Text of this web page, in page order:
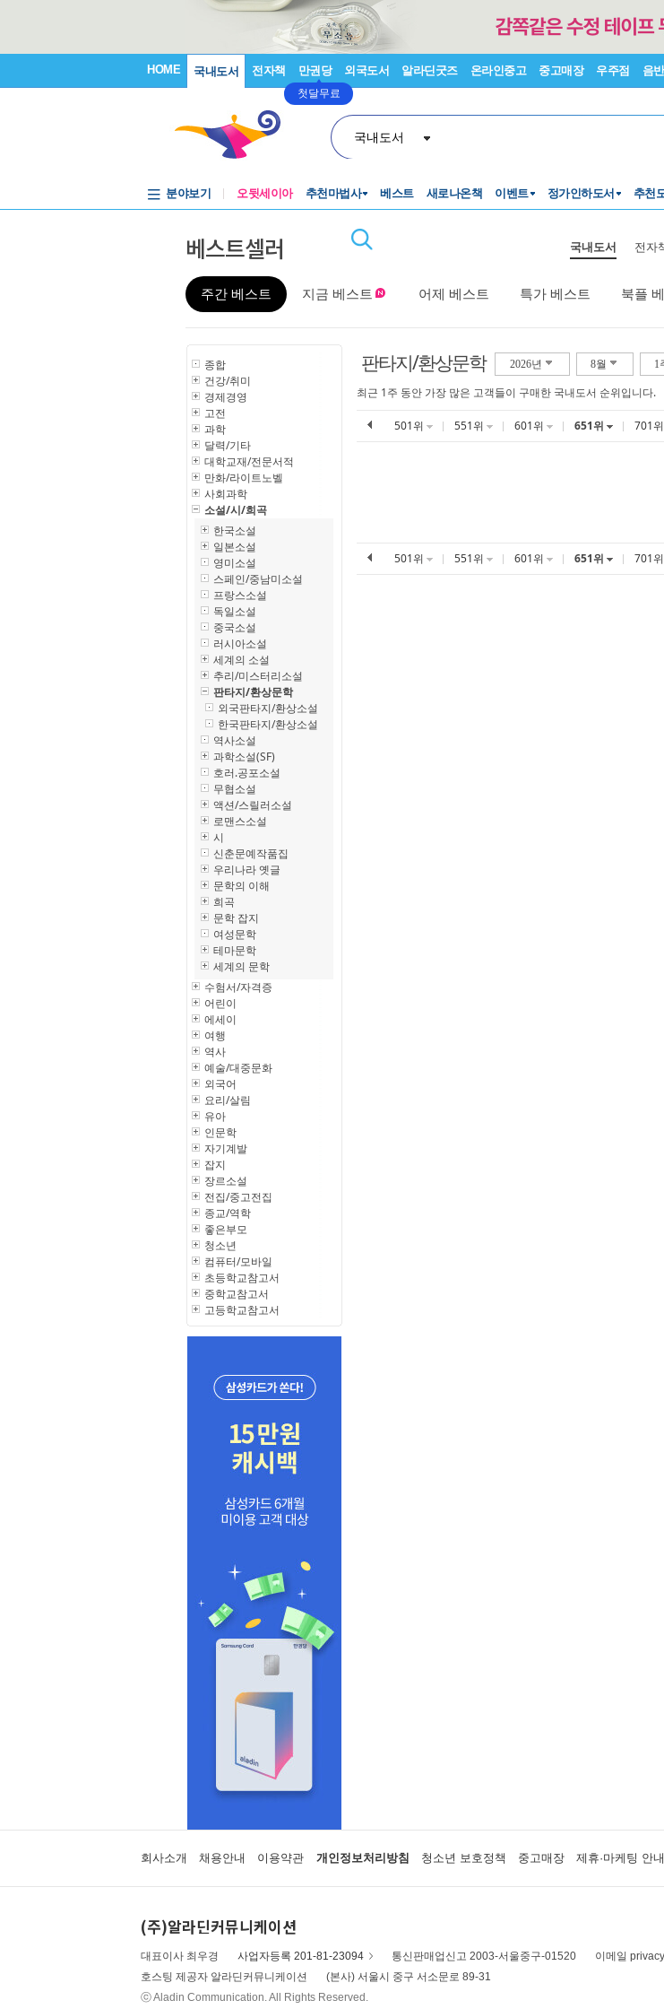
HOME 국내도서 전자책 만권당
첫달무료
외국도서 알라딘굿즈 온라인중고 중고매장 우주점 음반
국내도서
분야보기 오뒷세이아 추천마법사 베스트 새로나온책 이벤트 정가인하도서 추천
베스트셀러 국내도서 전자
주간 베스트 지금 베스트 어제 베스트 특가 베스트 북플
종합
건강/취미
경제경영
고전
과학
달력/기타
대학교재/전문서적
만화/라이트노벨
사회과학
소설/시/희곡
한국소설
일본소설
영미소설
스페인/중남미소설
프랑스소설
독일소설
중국소설
러시아소설
세계의 소설
추리/미스터리소설
판타지/환상문학
외국판타지/환상소설
한국판타지/환상소설
역사소설
과학소설(SF)
호러.공포소설
무협소설
액션/스릴러소설
로맨스소설
시
신춘문예작품집
우리나라 옛글
문학의 이해
희곡
문학 잡지
여성문학
테마문학
세계의 문학
수험서/자격증
어린이
에세이
여행
역사
예술/대중문화
외국어
요리/살림
유아
인문학
자기계발
잡지
장르소설
전집/중고전집
종교/역학
좋은부모
청소년
컴퓨터/모바일
초등학교참고서
중학교참고서
고등학교참고서
판타지/환상문학 2026년 8월 1
최근 1주 동안 가장 많은 고객들이 구매한 국내도서 순위입니다.
501위 551위 601위 651위 701위
501위 551위 601위 651위 701위
회사소개 채용안내 이용약관 개인정보처리방침 청소년 보호정책 중고매장 제휴·마케팅 안내
(주)알라딘커뮤니케이션
대표이사 최우경 사업자등록 201-81-23094 통신판매업신고 2003-서울중구-01520
이메일
호스팅 제공자 알라딘커뮤니케이션
(본사) 서울시 중구 서소문로 89-31
ⓒ Aladin Communication. All Rights Reserved.